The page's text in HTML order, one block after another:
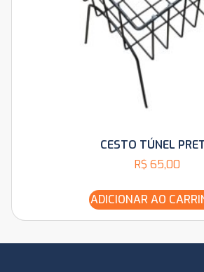
CESTO TÚNEL
R$ 65,00
ADICIONAR AO